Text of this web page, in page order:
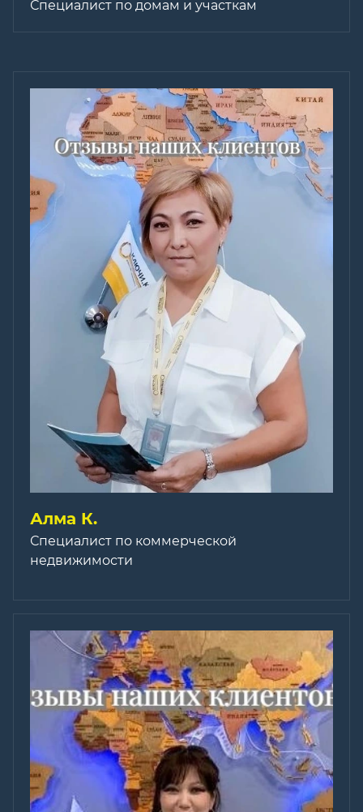
Специалист по домам и участкам
Алма К.
Специалист по коммерческой
недвижимости